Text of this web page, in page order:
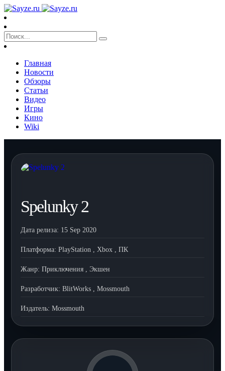
Главная
Новости
Обзоры
Статьи
Видео
Игры
Кино
Wiki
Spelunky 2
Дата релиза: 15 Sep 2020
Платформа: PlayStation , Xbox , ПК
Жанр: Приключения , Экшен
Разработчик: BlitWorks , Mossmouth
Издатель: Mossmouth